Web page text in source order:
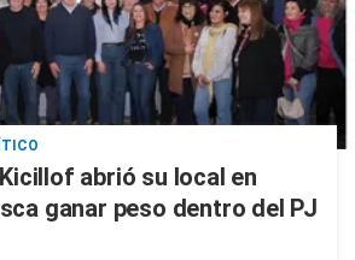
abrió su local en
ganar peso dentro del PJ